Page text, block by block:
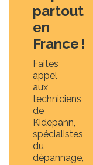
partout
en
France !
Faites
appel
aux
techniciens
de
Kidepann,
spécialistes
du
dépannage,